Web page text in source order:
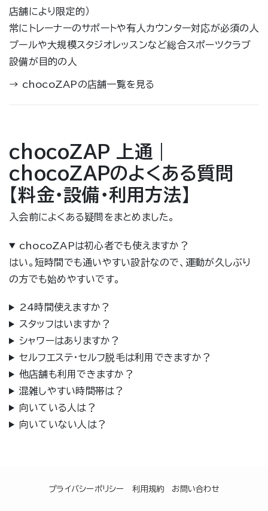
店舗により限定的）
常にトレーナーのサポートや有人カウンター対応が必須の人
プールや大規模スタジオレッスンなど総合スポーツクラブ
設備が目的の人
→ chocoZAPの店舗一覧を見る
chocoZAP 上通｜
chocoZAPのよくある質問
【料金・設備・利用方法】
入会前によくある疑問をまとめました。
chocoZAPは初心者でも使えますか？
はい。短時間でも通いやすい設計なので、運動が久しぶり
の方でも始めやすいです。
24時間使えますか？
スタッフはいますか？
シャワーはありますか？
セルフエステ・セルフ脱毛は利用できますか？
他店舗も利用できますか？
混雑しやすい時間帯は？
向いている人は？
向いていない人は？
プライバシーポリシー 利用規約 お問い合わせ